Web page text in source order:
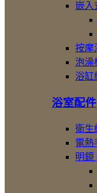
嵌入
按摩
泡澡
浴缸
浴室配件
衛生
電熱
明鏡